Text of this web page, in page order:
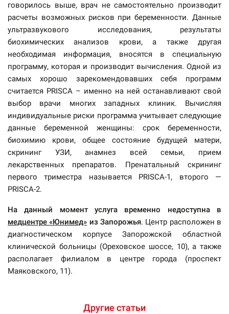
говорилось выше, врач не самостоятельно производит
расчеты возможных рисков при беременности. Данные
ультразвукового исследования, результаты
биохимических анализов крови, а также другая
необходимая информация, вносятся в специальную
программу, которая и производит вычисления. Одной из
самых хорошо зарекомендовавших себя программ
считается PRISСA – именно на ней останавливают свой
выбор врачи многих западных клиник. Вычисляя
индивидуальные риски программа учитывает следующие
данные беременной женщины: срок беременности,
биохимию крови, общее состояние будущей матери,
скрининг УЗИ, анамнез всей семьи, прием
лекарственных препаратов. Пренатальный скрининг
первого триместра называется PRISCA-1, второго —
PRISCA-2.
На данный момент услуга временно недоступна в
медцентре «Юнимед» из Запорожья. Центр расположен в
диагностическом корпусе Запорожской областной
клинической больницы (Ореховское шоссе, 10), а также
располагает филиалом в центре города (проспект
Маяковского, 11).
Другие статьи